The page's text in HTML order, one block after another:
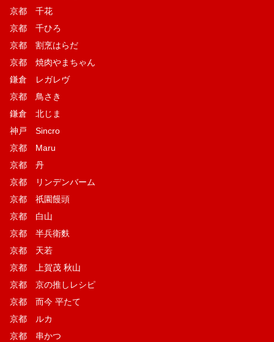
京都 千花
京都 千ひろ
京都 割烹はらだ
京都 焼肉やまちゃん
鎌倉 レガレヴ
京都 鳥さき
鎌倉 北じま
神戸 Sincro
京都 Maru
京都 丹
京都 リンデンバーム
京都 祇園饅頭
京都 白山
京都 半兵衛麩
京都 天若
京都 上賀茂 秋山
京都 京の推しレシピ
京都 而今 平たて
京都 ルカ
京都 串かつ